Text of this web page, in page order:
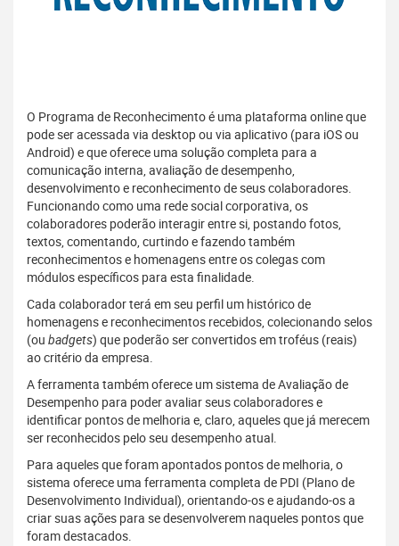
O Programa de Reconhecimento é uma plataforma online que
pode ser acessada via desktop ou via aplicativo (para iOS ou
Android) e que oferece uma solução completa para a
comunicação interna, avaliação de desempenho,
desenvolvimento e reconhecimento de seus colaboradores.
Funcionando como uma rede social corporativa, os
colaboradores poderão interagir entre si, postando fotos,
textos, comentando, curtindo e fazendo também
reconhecimentos e homenagens entre os colegas com
módulos específicos para esta finalidade.
Cada colaborador terá em seu perfil um histórico de
homenagens e reconhecimentos recebidos, colecionando selos
(ou badgets) que poderão ser convertidos em troféus (reais)
ao critério da empresa.
A ferramenta também oferece um sistema de Avaliação de
Desempenho para poder avaliar seus colaboradores e
identificar pontos de melhoria e, claro, aqueles que já merecem
ser reconhecidos pelo seu desempenho atual.
Para aqueles que foram apontados pontos de melhoria, o
sistema oferece uma ferramenta completa de PDI (Plano de
Desenvolvimento Individual), orientando-os e ajudando-os a
criar suas ações para se desenvolverem naqueles pontos que
foram destacados.